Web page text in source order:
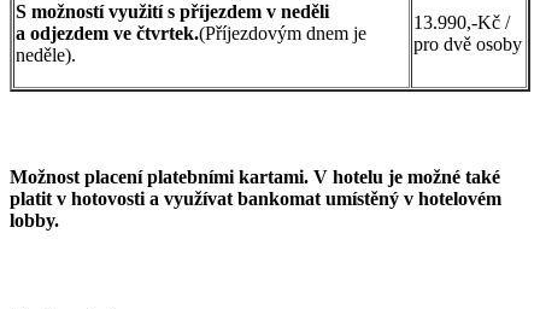
S možností využití s příjezdem v neděli
a odjezdem ve čtvrtek.(Příjezdovým dnem je
neděle).
13.990,-Kč /
pro dvě osoby
Možnost placení platebními kartami. V hotelu je možné také
platit v hotovosti a využívat bankomat umístěný v hotelovém
lobby.